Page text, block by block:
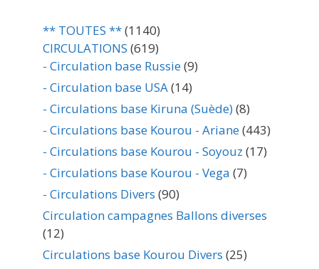
** TOUTES **(1140)
CIRCULATIONS (619)
- Circulation base Russie(9)
- Circulation base USA(14)
- Circulations base Kiruna (Suède)(8)
- Circulations base Kourou - Ariane(443)
- Circulations base Kourou - Soyouz (17)
- Circulations base Kourou - Vega (7)
- Circulations Divers (90)
Circulation campagnes Ballons diverses
(12)
Circulations base Kourou Divers (25)